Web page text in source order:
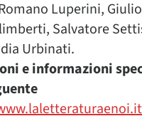
Luperini,
Salvatore
Urbinati.
e informazioni